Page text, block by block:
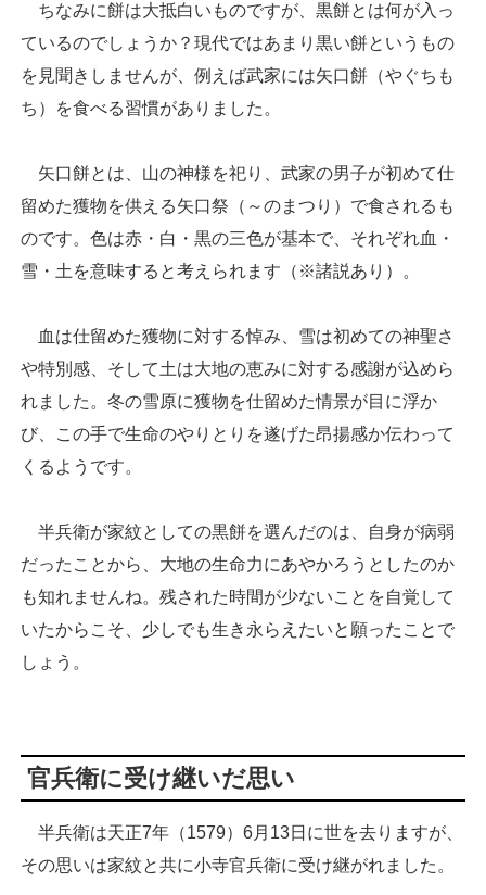
ちなみに餅は大抵白いものですが、黒餅とは何が入っ
ているのでしょうか？現代ではあまり黒い餅というもの
を見聞きしませんが、例えば武家には矢口餅（やぐちも
ち）を食べる習慣がありました。
矢口餅とは、山の神様を祀り、武家の男子が初めて仕
留めた獲物を供える矢口祭（～のまつり）で食されるも
のです。色は赤・白・黒の三色が基本で、それぞれ血・
雪・土を意味すると考えられます（※諸説あり）。
血は仕留めた獲物に対する悼み、雪は初めての神聖さ
や特別感、そして土は大地の恵みに対する感謝が込めら
れました。冬の雪原に獲物を仕留めた情景が目に浮か
び、この手で生命のやりとりを遂げた昂揚感か伝わって
くるようです。
半兵衛が家紋としての黒餅を選んだのは、自身が病弱
だったことから、大地の生命力にあやかろうとしたのか
も知れませんね。残された時間が少ないことを自覚して
いたからこそ、少しでも生き永らえたいと願ったことで
しょう。
官兵衛に受け継いだ思い
半兵衛は天正7年（1579）6月13日に世を去りますが、
その思いは家紋と共に小寺官兵衛に受け継がれました。